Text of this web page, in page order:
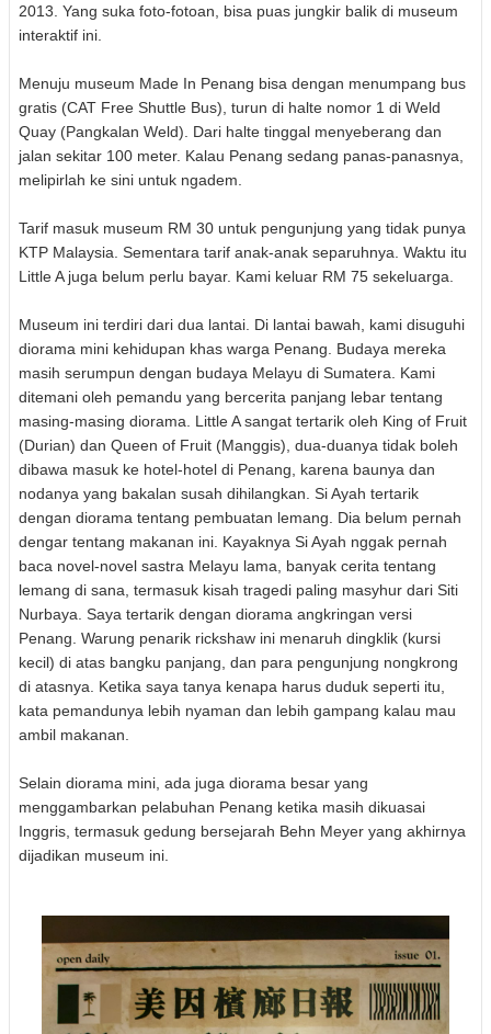
2013. Yang suka foto-fotoan, bisa puas jungkir balik di museum
interaktif ini.
Menuju museum Made In Penang bisa dengan menumpang bus
gratis (CAT Free Shuttle Bus), turun di halte nomor 1 di Weld
Quay (Pangkalan Weld). Dari halte tinggal menyeberang dan
jalan sekitar 100 meter. Kalau Penang sedang panas-panasnya,
melipirlah ke sini untuk ngadem.
Tarif masuk museum RM 30 untuk pengunjung yang tidak punya
KTP Malaysia. Sementara tarif anak-anak separuhnya. Waktu itu
Little A juga belum perlu bayar. Kami keluar RM 75 sekeluarga.
Museum ini terdiri dari dua lantai. Di lantai bawah, kami disuguhi
diorama mini kehidupan khas warga Penang. Budaya mereka
masih serumpun dengan budaya Melayu di Sumatera. Kami
ditemani oleh pemandu yang bercerita panjang lebar tentang
masing-masing diorama. Little A sangat tertarik oleh King of Fruit
(Durian) dan Queen of Fruit (Manggis), dua-duanya tidak boleh
dibawa masuk ke hotel-hotel di Penang, karena baunya dan
nodanya yang bakalan susah dihilangkan. Si Ayah tertarik
dengan diorama tentang pembuatan lemang. Dia belum pernah
dengar tentang makanan ini. Kayaknya Si Ayah nggak pernah
baca novel-novel sastra Melayu lama, banyak cerita tentang
lemang di sana, termasuk kisah tragedi paling masyhur dari Siti
Nurbaya. Saya tertarik dengan diorama angkringan versi
Penang. Warung penarik rickshaw ini menaruh dingklik (kursi
kecil) di atas bangku panjang, dan para pengunjung nongkrong
di atasnya. Ketika saya tanya kenapa harus duduk seperti itu,
kata pemandunya lebih nyaman dan lebih gampang kalau mau
ambil makanan.
Selain diorama mini, ada juga diorama besar yang
menggambarkan pelabuhan Penang ketika masih dikuasai
Inggris, termasuk gedung bersejarah Behn Meyer yang akhirnya
dijadikan museum ini.